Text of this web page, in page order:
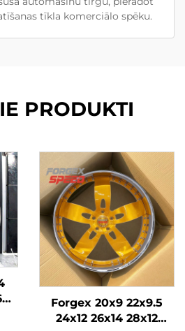
tīkla komerciālo spēku.
PRODUKTI
Forgex 20x9 22x9.5
24x12 26x14 28x12